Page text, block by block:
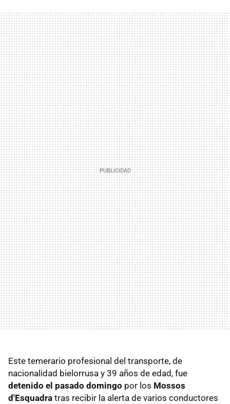
Este temerario profesional del transporte, de
nacionalidad bielorrusa y 39 años de edad, fue
detenido el pasado domingo por los Mossos
d'Esquadra tras recibir la alerta de varios conductores